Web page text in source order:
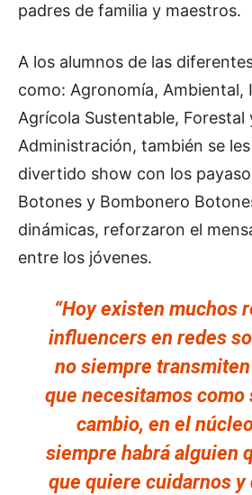
padres de familia y maestros.
A los alumnos de las
como: Agronomía, Ambiental,
Agrícola Sustentable, Forestal
Administración, también se
divertido show con los
Botones y Bombonero
dinámicas, reforzaron el
entre los jóvenes.
“Hoy existen muchos
influencers en redes
no siempre
que necesitamos como
cambio, en el
siempre habrá alguien
que quiere cuidarnos y